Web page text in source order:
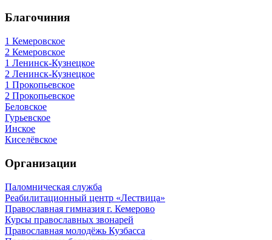
Благочиния
1 Кемеровское
2 Кемеровское
1 Ленинск-Кузнецкое
2 Ленинск-Кузнецкое
1 Прокопьевское
2 Прокопьевское
Беловское
Гурьевское
Инское
Киселёвское
Организации
Паломническая служба
Реабилитационный центр «Лествица»
Православная гимназия г. Кемерово
Курсы православных звонарей
Православная молодёжь Кузбасса